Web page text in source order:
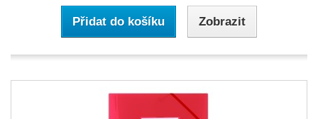
Přidat do košíku Zobrazit